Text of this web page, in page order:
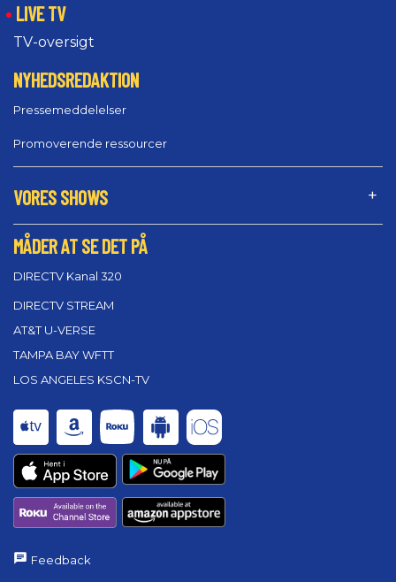
LIVE TV
TV-oversigt
NYHEDSREDAKTION
Pressemeddelelser
Promoverende ressourcer
VORES SHOWS
MÅDER AT SE DET PÅ
DIRECTV Kanal 320
DIRECTV STREAM
AT&T U-VERSE
TAMPA BAY WFTT
LOS ANGELES KSCN-TV
Feedback